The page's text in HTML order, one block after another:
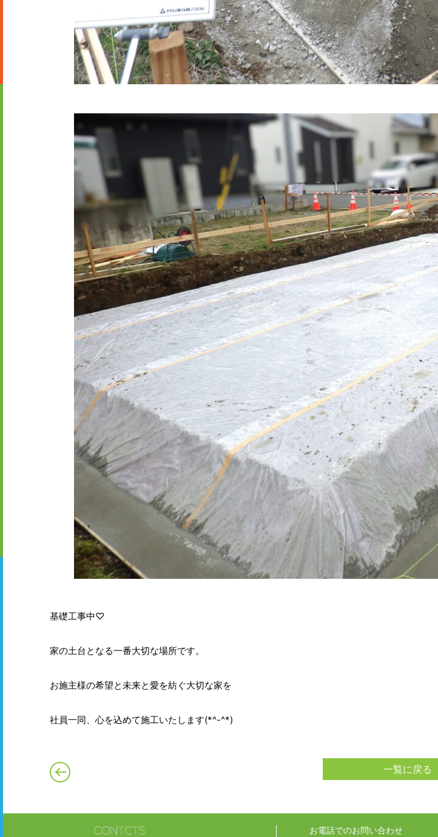
基礎工事中♡
家の土台となる一番大切な場所です。
お施主様の希望と未来と愛を紡ぐ大切な家を
社員一同、心を込めて施工いたします(*^-^*)
一覧に戻る
お電話でのお問い合わせ